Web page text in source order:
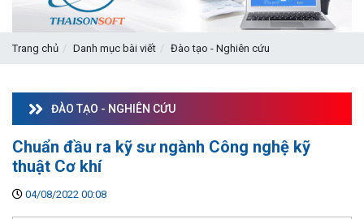
Trang chủ Danh mục bài viết Đào tạo - Nghiên cứu
ĐÀO TẠO - NGHIÊN CỨU
Chuẩn đầu ra kỹ sư ngành Công nghệ kỹ
thuật Cơ khí
04/08/2022 00:08